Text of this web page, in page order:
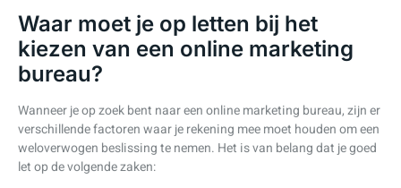
Waar moet je op letten bij het
kiezen van een online marketing
bureau?
Wanneer je op zoek bent naar een online marketing bureau, zijn er
verschillende factoren waar je rekening mee moet houden om een
weloverwogen beslissing te nemen. Het is van belang dat je goed
let op de volgende zaken: